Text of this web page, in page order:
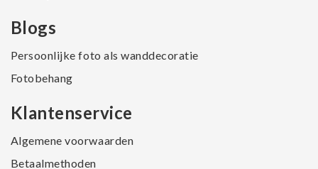
Blogs
Persoonlijke foto als wanddecoratie
Fotobehang
Klantenservice
Algemene voorwaarden
Betaalmethoden